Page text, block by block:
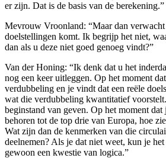
er zijn. Dat is de basis van de berekening.”
Mevrouw Vroonland: “Maar dan
doelstellingen komt. Ik begrijp het niet,
dan als u deze niet goed genoeg vindt?”
Van der Honing: “Ik denk dat u het
nog een keer uitleggen. Op het moment
verdubbeling en je vindt dat een reële
wat die verdubbeling kwantitatief
beginstand van geven. Op het moment
behoren tot de top drie van Europa, hoe
Wat zijn dan de kenmerken van die
deelnemen? Als je dat niet weet, kun je
gewoon een kwestie van logica.”